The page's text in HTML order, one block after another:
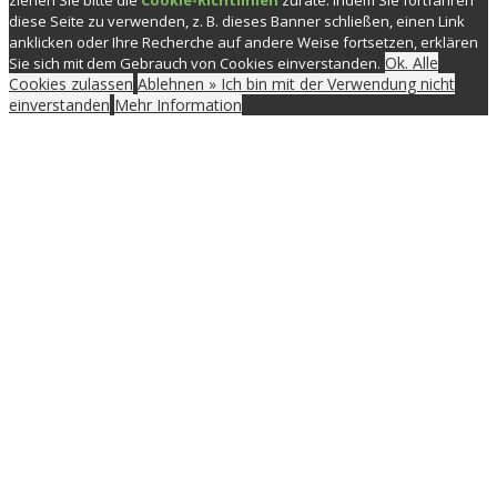
diese Seite zu verwenden, z. B. dieses Banner schließen, einen Link
anklicken oder Ihre Recherche auf andere Weise fortsetzen, erklären
Sie sich mit dem Gebrauch von Cookies einverstanden. Ok. Alle
Cookies zulassen Ablehnen » Ich bin mit der Verwendung nicht
einverstanden Mehr Information